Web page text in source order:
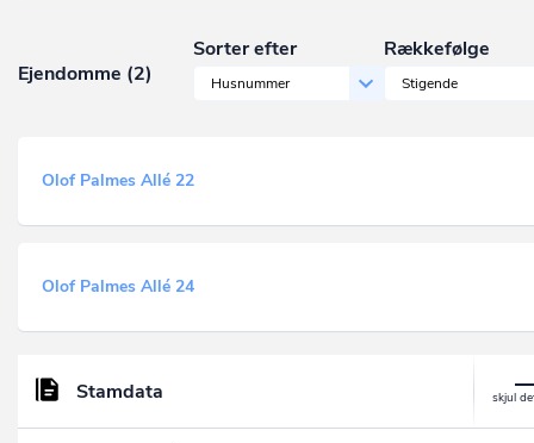
Ejendomme (2)
Sorter efter
Husnummer
Rækkefølge
Stigende
Olof Palmes Allé 22
Olof Palmes Allé 24
Stamdata